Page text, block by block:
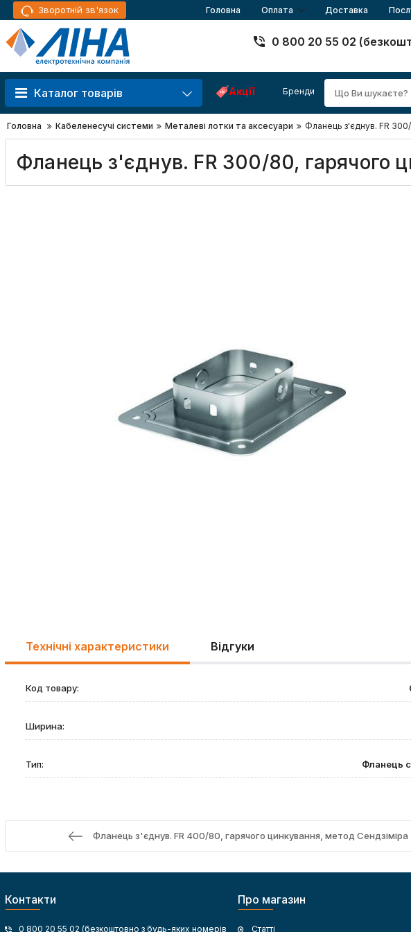
Зворотній зв'язок Головна Оплата Доставка
0 800 20 55 02
Каталог товарів Акції Бренди
Головна Кабеленесучі системи Металеві лотки та аксесуари Фланець з'єднув. FR
Фланець з'єднув. FR 300/80, гарячого
Технічні характеристики Відгуки
Код товару:
Ширина:
Тип: Фланець
Фланець з'єднув. FR 400/80, гарячого цинкування, метод Сендзіміра
Контакти
0 800 20 55 02 (безкоштовно з будь-яких номерів
Про магазин
Статті